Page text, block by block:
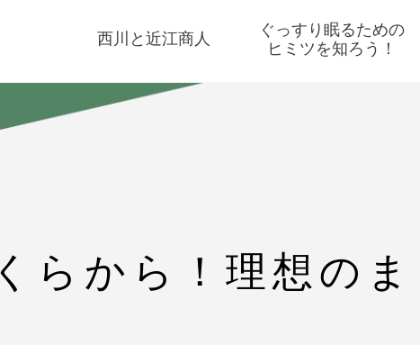
西川と近江商人
ぐっすり眠るための
ヒミツを知ろう！
らから！理想の